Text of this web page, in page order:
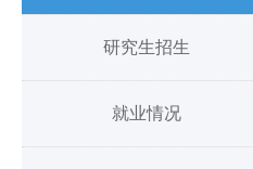
研究生招生
就业情况